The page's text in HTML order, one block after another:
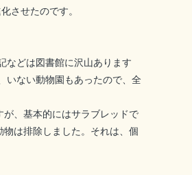
させたのです。
などは図書館に沢山あります
いない動物園もあったので、全
、基本的にはサラブレッドで
は排除しました。それは、個